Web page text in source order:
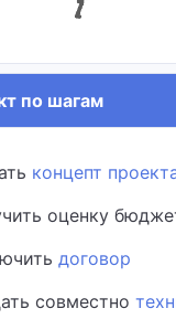
по шагам
концепт
оценку
договор
совместно